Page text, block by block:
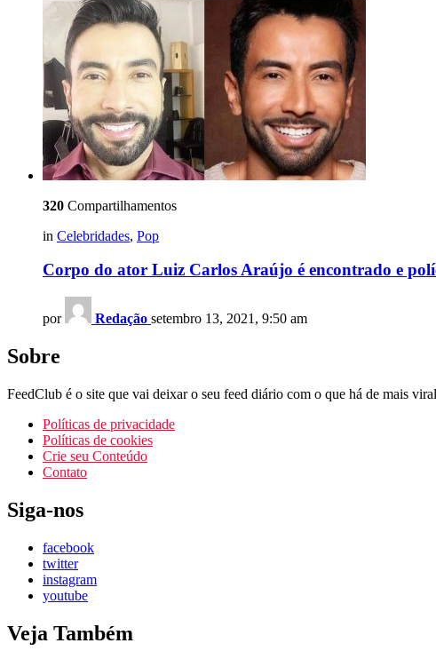
320 Compartilhamentos
in Celebridades, Pop
Corpo do ator Luiz Carlos Araújo é encontrado e
por Redação setembro 13, 2021, 9:50 am
Sobre
FeedClub é o site que vai deixar o seu feed diário com o que há de mais
Políticas de privacidade
Políticas de cookies
Crie seu Conteúdo
Contato
Siga-nos
facebook
twitter
instagram
youtube
Veja Também